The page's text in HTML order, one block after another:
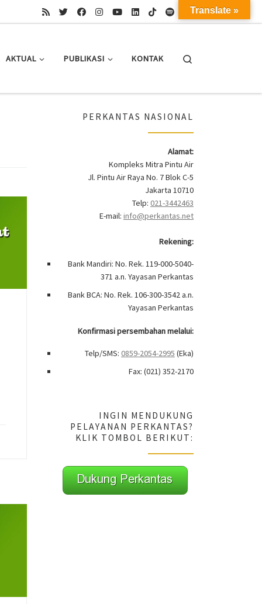
AKTUAL PUBLIKASI KONTAK
PERKANTAS NASIONAL
Alamat:
Kompleks Mitra Pintu Air
Jl. Pintu Air Raya No. 7 Blok C-5
Jakarta 10710
Telp: 021-3442463
E-mail: info@perkantas.net
Rekening:
Bank Mandiri: No. Rek. 119-000-5040-
371 a.n. Yayasan Perkantas
Bank BCA: No. Rek. 106-300-3542 a.n.
Yayasan Perkantas
Konfirmasi persembahan melalui:
Telp/SMS: 0859-2054-2995 (Eka)
Fax: (021) 352-2170
INGIN MENDUKUNG
PELAYANAN PERKANTAS?
KLIK TOMBOL BERIKUT:
Translate »